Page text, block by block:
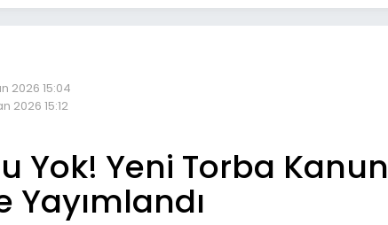
2026 15:04
2026 15:12
Yok! Yeni Torba Kanun
Yayımlandı